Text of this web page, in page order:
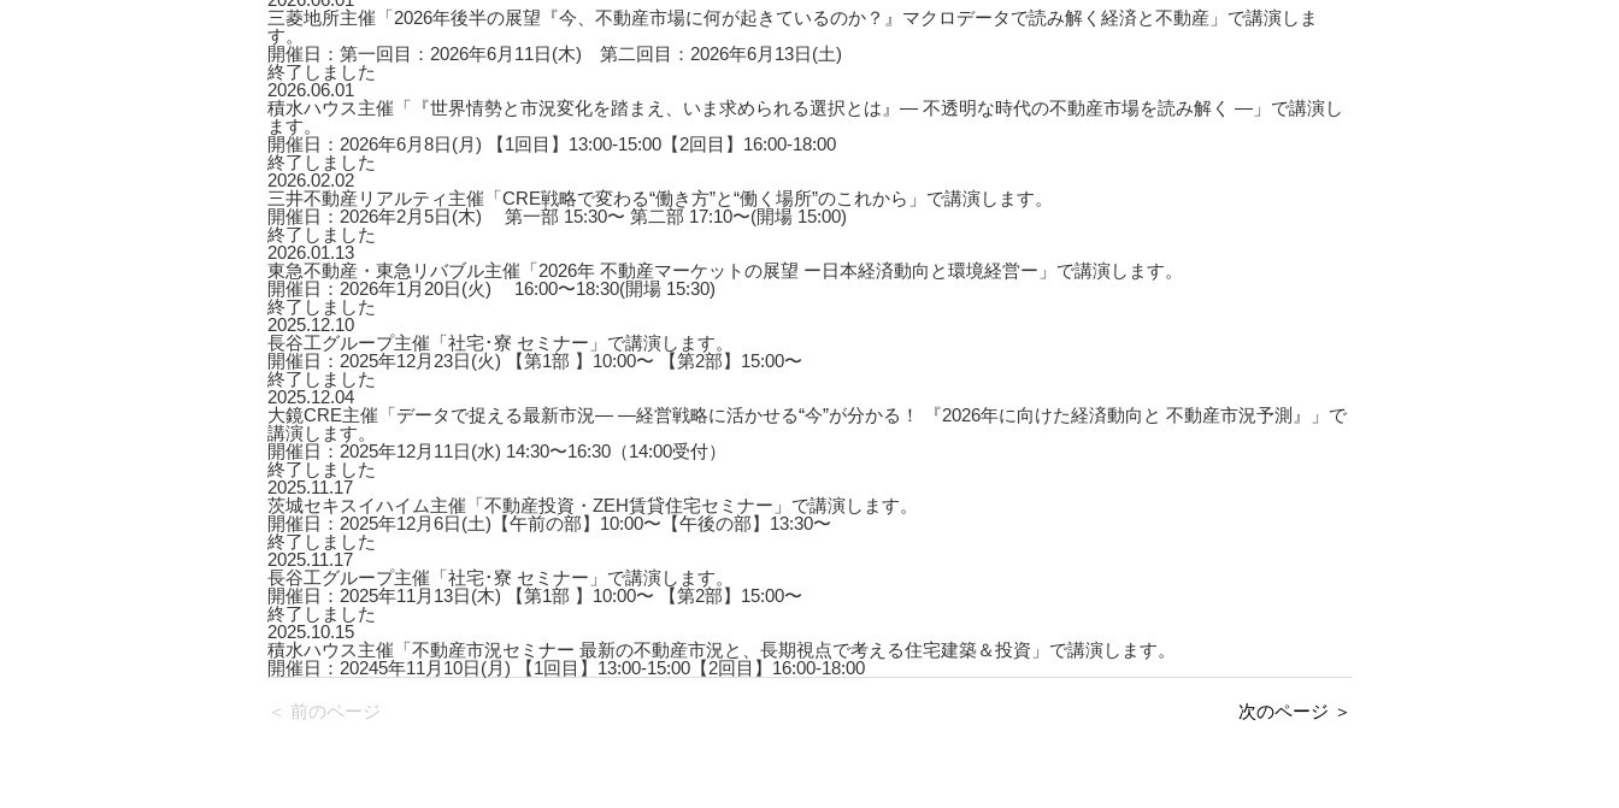
三菱地所主催「2026年後半の展望『今、不動産市場に何が起きているのか？』マクロデータで読み解く経済と不動産」で講演しま
す。
開催日：第一回目：2026年6月11日(木) 第二回目：2026年6月13日(土)
終了しました
2026.06.01
積水ハウス主催「『世界情勢と市況変化を踏まえ、いま求められる選択とは』― 不透明な時代の不動産市場を読み解く ―」で講演し
ます。
開催日：2026年6月8日(月) 【1回目】13:00-15:00【2回目】16:00-18:00
終了しました
2026.02.02
三井不動産リアルティ主催「CRE戦略で変わる“働き方”と“働く場所”のこれから」で講演します。
開催日：2026年2月5日(木) 第一部 15:30〜 第二部 17:10〜(開場 15:00)
終了しました
2026.01.13
東急不動産・東急リバブル主催「2026年 不動産マーケットの展望 ー日本経済動向と環境経営ー」で講演します。
開催日：2026年1月20日(火) 16:00〜18:30(開場 15:30)
終了しました
2025.12.10
長谷工グループ主催「社宅･寮 セミナー」で講演します。
開催日：2025年12月23日(火) 【第1部 】10:00〜 【第2部】15:00〜
終了しました
2025.12.04
大鏡CRE主催「データで捉える最新市況― ―経営戦略に活かせる“今”が分かる！ 『2026年に向けた経済動向と 不動産市況予測』」で
講演します。
開催日：2025年12月11日(水) 14:30〜16:30（14:00受付）
終了しました
2025.11.17
茨城セキスイハイム主催「不動産投資・ZEH賃貸住宅セミナー」で講演します。
開催日：2025年12月6日(土)【午前の部】10:00〜【午後の部】13:30〜
終了しました
2025.11.17
長谷工グループ主催「社宅･寮 セミナー」で講演します。
開催日：2025年11月13日(木) 【第1部 】10:00〜 【第2部】15:00〜
終了しました
2025.10.15
積水ハウス主催「不動産市況セミナー 最新の不動産市況と、長期視点で考える住宅建築＆投資」で講演します。
開催日：20245年11月10日(月) 【1回目】13:00-15:00【2回目】16:00-18:00
＜ 前のページ 次のページ ＞